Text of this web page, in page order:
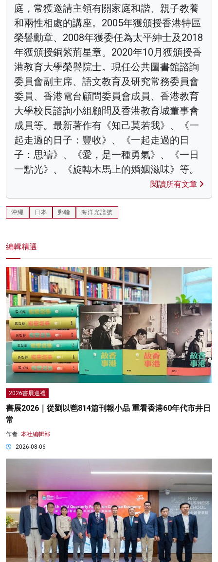
庭，常獲邀請主領有關家庭和諧、親子教養
和兩性相處的講座。2005年獲頒授香港特區
榮譽勳章、2008年獲委任為太平紳士及2018
年獲頒授銅紫荊星章。2020年10月獲頒授香
港教育大學榮譽院士。現任公共圖書館諮詢
委員會副主席、語文教育及研究常務委員會
委員、香港電台顧問委員會成員、香港教育
大學校長諮詢小組顧問及香港教育城董事會
成員等。最新著作有《知己莫若我》、《一
起走過的日子：豐收》、《一起走過的日
子：思禱》、《愛，是一種勇氣》、《一日
一點光》、《旋轉木馬上的婚姻滋味》等。
閱讀所有文章
沖繩 日本 郵輪 海洋光譜號
編輯精選
2026書展巡禮
書展2026｜從劉以鬯814篇刊報小品 重看香港60年代市井日
常
作者: 本社編輯部
2026-08-06